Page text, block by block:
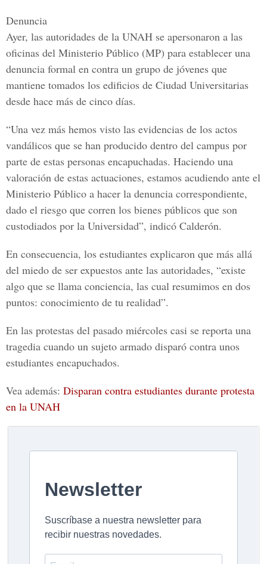
Denuncia
Ayer, las autoridades de la UNAH se apersonaron a las
oficinas del Ministerio Público (MP) para establecer una
denuncia formal en contra un grupo de jóvenes que
mantiene tomados los edificios de Ciudad Universitarias
desde hace más de cinco días.
“Una vez más hemos visto las evidencias de los actos
vandálicos que se han producido dentro del campus por
parte de estas personas encapuchadas. Haciendo una
valoración de estas actuaciones, estamos acudiendo ante el
Ministerio Público a hacer la denuncia correspondiente,
dado el riesgo que corren los bienes públicos que son
custodiados por la Universidad”, indicó Calderón.
En consecuencia, los estudiantes explicaron que más allá
del miedo de ser expuestos ante las autoridades, “existe
algo que se llama conciencia, las cual resumimos en dos
puntos: conocimiento de tu realidad”.
En las protestas del pasado miércoles casi se reporta una
tragedia cuando un sujeto armado disparó contra unos
estudiantes encapuchados.
Vea además: Disparan contra estudiantes durante protesta
en la UNAH